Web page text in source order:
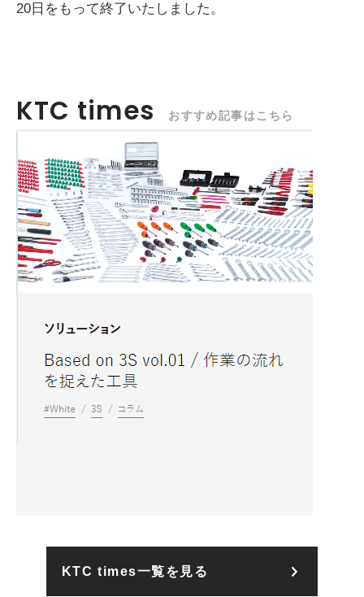
20日をもって終了いたしました。
KTC times おすすめ記事はこちら
KTC times一覧を見る